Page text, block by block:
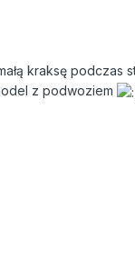
kraksę podczas
z podwoziem